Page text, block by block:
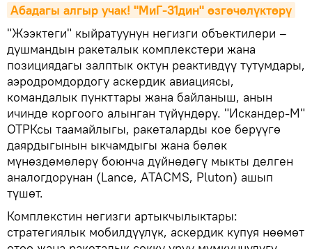
Абадагы алгыр учак! "МиГ-31дин" өзгөчөлүктөрү
"Жээктеги" кыйратуунун негизги объектилери –
душмандын ракеталык комплекстери жана
позициядагы залптык октун реактивдүү тутумдары,
аэродромдордогу аскердик авиациясы,
командалык пункттары жана байланыш, анын
ичинде коргоого алынган түйүндөрү. "Искандер-М"
ОТРКсы таамайлыгы, ракеталарды кое берүүгө
даярдыгынын ыкчамдыгы жана бөлөк
мүнөздөмөлөрү боюнча дүйнөдөгү мыкты делген
аналогдорунан (Lance, ATACMS, Pluton) ашып
түшөт.
Комплекстин негизги артыкчылыктары:
стратегиялык мобилдүүлүк, аскердик купуя нөөмөт